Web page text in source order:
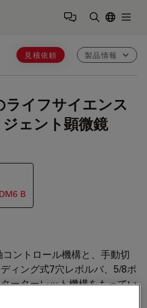
見積依頼 製品情報
ライフサイエンス
ェント顕微鏡
B
ントロール機構と、手動切
ィング式7穴レボルバ、5/8ポ
ーターレット機構をもってい